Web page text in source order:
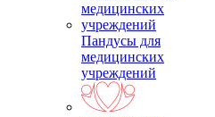
Пандусы для
медицинских
учреждений